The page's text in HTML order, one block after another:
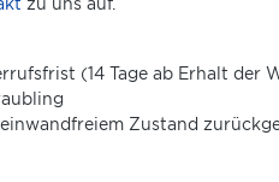
(14 Tage ab Erhalt der
Zustand